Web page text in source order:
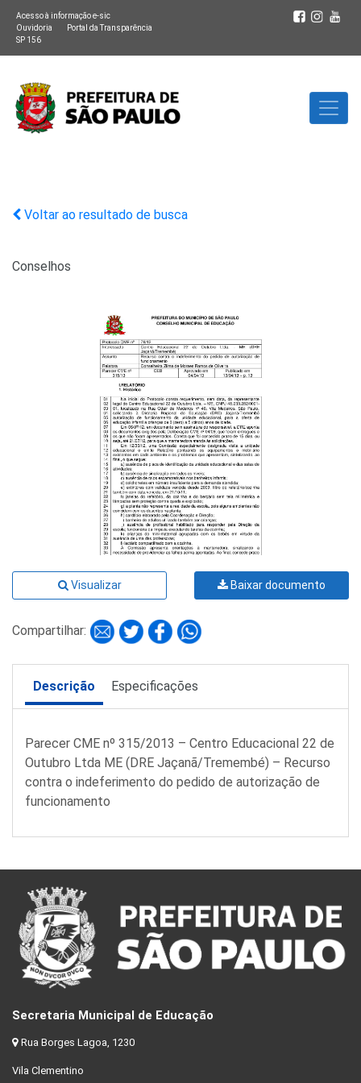
Acesso à informação e-sic
Ouvidoria
Portal da Transparência
SP 156
Voltar ao resultado de busca
Conselhos
Visualizar Baixar documento
Compartilhar:
Descrição Especificações
Parecer CME nº 315/2013 – Centro Educacional 22 de
Outubro Ltda ME (DRE Jaçanã/Tremembé) – Recurso
contra o indeferimento do pedido de autorização de
funcionamento
Secretaria Municipal de Educação
Rua Borges Lagoa, 1230
Vila Clementino